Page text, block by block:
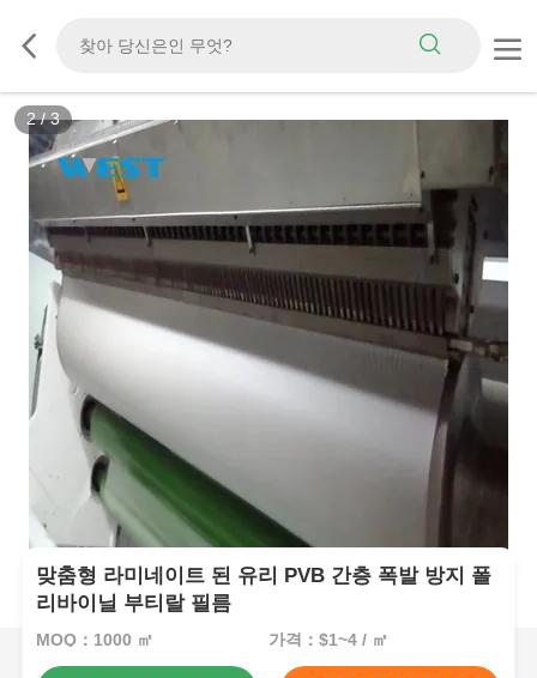
2/3
맞춤형 라미네이트 된 유리 PVB 간층 폭발 방지 폴
리바이닐 부티랄 필름
MOQ：1000 ㎡ 가격：$1~4 / ㎡